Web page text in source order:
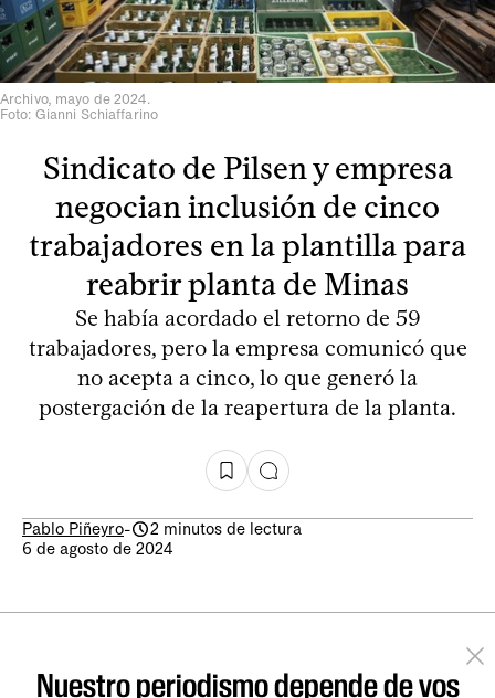
Archivo, mayo de 2024.
Foto: Gianni Schiaffarino
Sindicato de Pilsen y empresa
negocian inclusión de cinco
trabajadores en la plantilla para
reabrir planta de Minas
Se había acordado el retorno de 59
trabajadores, pero la empresa comunicó que
no acepta a cinco, lo que generó la
postergación de la reapertura de la planta.
Pablo Piñeyro-
2 minutos de lectura
6 de agosto de 2024
Nuestro periodismo depende de vos